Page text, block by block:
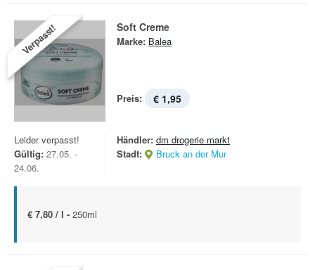
Verpasst! Soft Creme
Marke: Balea
Preis: € 1,95
Leider verpasst!
Gültig: 27.05. -
24.06.
Händler: dm drogerie markt
Stadt:
Bruck an der Mur
€ 7,80 / l - 250ml